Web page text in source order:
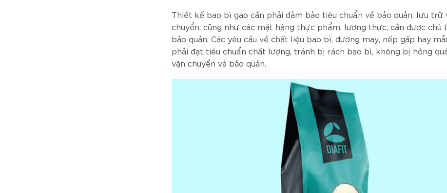
Thiết kế bao bì gạo cần phải đảm bảo tiêu chuẩn về bảo quản, lưu trữ
chuyển, cũng như các mặt hàng thực phẩm, lương thực, cần được chú
bảo quản. Các yêu cầu về chất liệu bao bì, đường may, nếp gấp hay
phải đạt tiêu chuẩn chất lượng, tránh bị rách bao bì, không bị hỏng
vận chuyển và bảo quản.